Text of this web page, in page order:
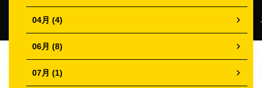
04月 (4)
06月 (8)
07月 (1)